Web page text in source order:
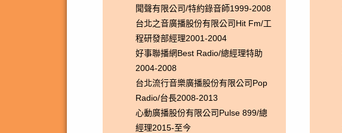
聞聲有限公司/特約錄音師1999-2008
台北之音廣播股份有限公司Hit Fm/工
程研發部經理2001-2004
好事聯播網Best Radio/總經理特助
2004-2008
台北流行音樂廣播股份有限公司Pop
Radio/台長2008-2013
心動廣播股份有限公司Pulse 899/總
經理2015-至今